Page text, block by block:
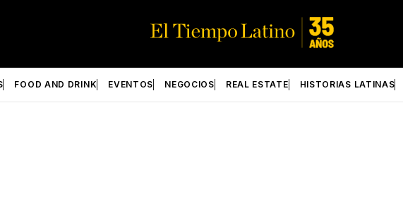
FOOD AND DRINK EVENTOS NEGOCIOS REAL ESTATE HISTORIAS LATINAS